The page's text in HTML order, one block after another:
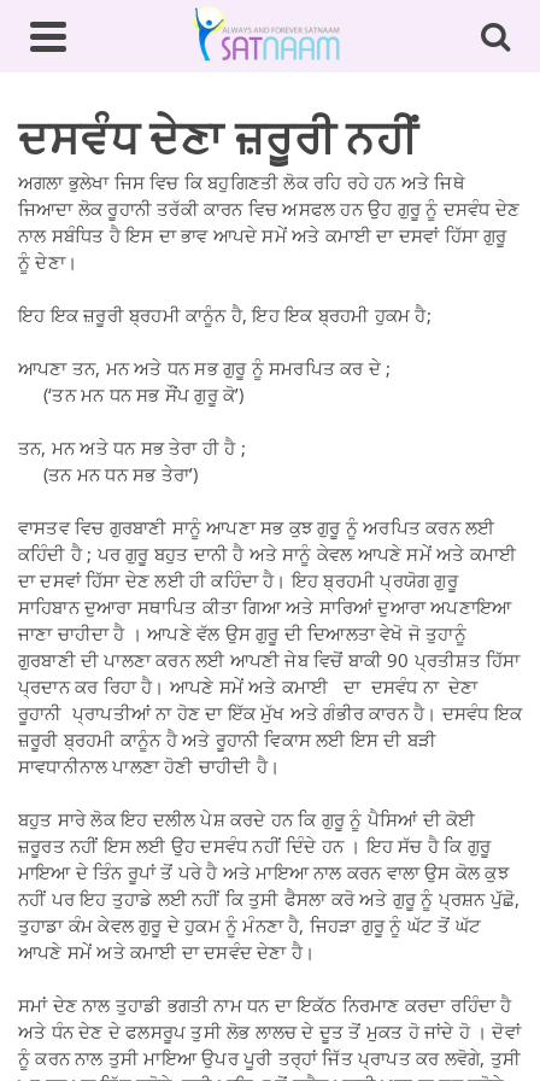
ਦਸਵੰਧ ਦੇਣਾ ਜ਼ਰੂਰੀ ਨਹੀਂ
ਅਗਲਾ ਭੁਲੇਖਾ ਜਿਸ ਵਿਚ ਕਿ ਬਹੁਗਿਣਤੀ ਲੋਕ ਰਹਿ ਰਹੇ ਹਨ ਅਤੇ ਜਿਥੇ
ਜਿਆਦਾ ਲੋਕ ਰੂਹਾਨੀ ਤਰੱਕੀ ਕਾਰਨ ਵਿਚ ਅਸਫਲ ਹਨ ਉਹ ਗੁਰੂ ਨੂੰ ਦਸਵੰਧ ਦੇਣ
ਨਾਲ ਸਬੰਧਿਤ ਹੈ ਇਸ ਦਾ ਭਾਵ ਆਪਦੇ ਸਮੇਂ ਅਤੇ ਕਮਾਈ ਦਾ ਦਸਵਾਂ ਹਿੱਸਾ ਗੁਰੂ
ਨੂੰ ਦੇਣਾ।
ਇਹ ਇਕ ਜ਼ਰੂਰੀ ਬ੍ਰਹਮੀ ਕਾਨੂੰਨ ਹੈ, ਇਹ ਇਕ ਬ੍ਰਹਮੀ ਹੁਕਮ ਹੈ;
ਆਪਣਾ ਤਨ, ਮਨ ਅਤੇ ਧਨ ਸਭ ਗੁਰੂ ਨੂੰ ਸਮਰਪਿਤ ਕਰ ਦੇ ;
(‘ਤਨ ਮਨ ਧਨ ਸਭ ਸੌਂਪ ਗੁਰੂ ਕੋ’)
ਤਨ, ਮਨ ਅਤੇ ਧਨ ਸਭ ਤੇਰਾ ਹੀ ਹੈ ;
(ਤਨ ਮਨ ਧਨ ਸਭ ਤੇਰਾ’)
ਵਾਸਤਵ ਵਿਚ ਗੁਰਬਾਣੀ ਸਾਨੂੰ ਆਪਣਾ ਸਭ ਕੁਝ ਗੁਰੂ ਨੂੰ ਅਰਪਿਤ ਕਰਨ ਲਈ
ਕਹਿੰਦੀ ਹੈ ; ਪਰ ਗੁਰੂ ਬਹੁਤ ਦਾਨੀ ਹੈ ਅਤੇ ਸਾਨੂੰ ਕੇਵਲ ਆਪਣੇ ਸਮੇਂ ਅਤੇ ਕਮਾਈ
ਦਾ ਦਸਵਾਂ ਹਿੱਸਾ ਦੇਣ ਲਈ ਹੀ ਕਹਿੰਦਾ ਹੈ। ਇਹ ਬ੍ਰਹਮੀ ਪ੍ਰਯੋਗ ਗੁਰੂ
ਸਾਹਿਬਾਨ ਦੁਆਰਾ ਸਥਾਪਿਤ ਕੀਤਾ ਗਿਆ ਅਤੇ ਸਾਰਿਆਂ ਦੁਆਰਾ ਅਪਣਾਇਆ
ਜਾਣਾ ਚਾਹੀਦਾ ਹੈ । ਆਪਣੇ ਵੱਲ ਉਸ ਗੁਰੂ ਦੀ ਦਿਆਲਤਾ ਵੇਖੋ ਜੋ ਤੁਹਾਨੂੰ
ਗੁਰਬਾਣੀ ਦੀ ਪਾਲਣਾ ਕਰਨ ਲਈ ਆਪਣੀ ਜੇਬ ਵਿਚੋਂ ਬਾਕੀ 90 ਪ੍ਰਤੀਸ਼ਤ ਹਿੱਸਾ
ਪ੍ਰਦਾਨ ਕਰ ਰਿਹਾ ਹੈ। ਆਪਣੇ ਸਮੇਂ ਅਤੇ ਕਮਾਈ ਦਾ ਦਸਵੰਧ ਨਾ ਦੇਣਾ
ਰੂਹਾਨੀ ਪ੍ਰਾਪਤੀਆਂ ਨਾ ਹੋਣ ਦਾ ਇੱਕ ਮੁੱਖ ਅਤੇ ਗੰਭੀਰ ਕਾਰਨ ਹੈ। ਦਸਵੰਧ ਇਕ
ਜ਼ਰੂਰੀ ਬ੍ਰਹਮੀ ਕਾਨੂੰਨ ਹੈ ਅਤੇ ਰੂਹਾਨੀ ਵਿਕਾਸ ਲਈ ਇਸ ਦੀ ਬੜੀ
ਸਾਵਧਾਨੀਨਾਲ ਪਾਲਣਾ ਹੋਣੀ ਚਾਹੀਦੀ ਹੈ।
ਬਹੁਤ ਸਾਰੇ ਲੋਕ ਇਹ ਦਲੀਲ ਪੇਸ਼ ਕਰਦੇ ਹਨ ਕਿ ਗੁਰੂ ਨੂੰ ਪੈਸਿਆਂ ਦੀ ਕੋਈ
ਜ਼ਰੂਰਤ ਨਹੀਂ ਇਸ ਲਈ ਉਹ ਦਸਵੰਧ ਨਹੀਂ ਦਿੰਦੇ ਹਨ । ਇਹ ਸੱਚ ਹੈ ਕਿ ਗੁਰੂ
ਮਾਇਆ ਦੇ ਤਿੰਨ ਰੂਪਾਂ ਤੋਂ ਪਰੇ ਹੈ ਅਤੇ ਮਾਇਆ ਨਾਲ ਕਰਨ ਵਾਲਾ ਉਸ ਕੋਲ ਕੁਝ
ਨਹੀਂ ਪਰ ਇਹ ਤੁਹਾਡੇ ਲਈ ਨਹੀਂ ਕਿ ਤੁਸੀ ਫੈਸਲਾ ਕਰੋ ਅਤੇ ਗੁਰੂ ਨੂੰ ਪ੍ਰਸ਼ਨ ਪੁੱਛੋ,
ਤੁਹਾਡਾ ਕੰਮ ਕੇਵਲ ਗੁਰੂ ਦੇ ਹੁਕਮ ਨੂੰ ਮੰਨਣਾ ਹੈ, ਜਿਹੜਾ ਗੁਰੂ ਨੂੰ ਘੱਟ ਤੋਂ ਘੱਟ
ਆਪਣੇ ਸਮੇਂ ਅਤੇ ਕਮਾਈ ਦਾ ਦਸਵੰਦ ਦੇਣਾ ਹੈ।
ਸਮਾਂ ਦੇਣ ਨਾਲ ਤੁਹਾਡੀ ਭਗਤੀ ਨਾਮ ਧਨ ਦਾ ਇਕੱਠ ਨਿਰਮਾਣ ਕਰਦਾ ਰਹਿੰਦਾ ਹੈ
ਅਤੇ ਧੰਨ ਦੇਣ ਦੇ ਫਲਸਰੂਪ ਤੁਸੀ ਲੋਭ ਲਾਲਚ ਦੇ ਦੂਤ ਤੋਂ ਮੁਕਤ ਹੋ ਜਾਂਦੇ ਹੋ । ਦੋਵਾਂ
ਨੂੰ ਕਰਨ ਨਾਲ ਤੁਸੀ ਮਾਇਆ ਉਪਰ ਪੂਰੀ ਤਰ੍ਹਾਂ ਜਿੱਤ ਪ੍ਰਾਪਤ ਕਰ ਲਵੋਗੇ, ਤੁਸੀ